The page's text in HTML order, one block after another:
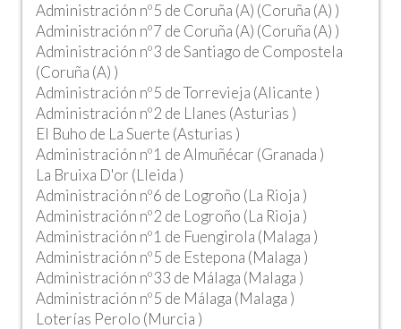
Administración nº5 de Coruña (A) (Coruña (A) )
Administración nº7 de Coruña (A) (Coruña (A) )
Administración nº3 de Santiago de Compostela
(Coruña (A) )
Administración nº5 de Torrevieja (Alicante )
Administración nº2 de Llanes (Asturias )
El Buho de La Suerte (Asturias )
Administración nº1 de Almuñécar (Granada )
La Bruixa D'or (Lleida )
Administración nº6 de Logroño (La Rioja )
Administración nº2 de Logroño (La Rioja )
Administración nº1 de Fuengirola (Malaga )
Administración nº5 de Estepona (Malaga )
Administración nº33 de Málaga (Malaga )
Administración nº5 de Málaga (Malaga )
Loterías Perolo (Murcia )